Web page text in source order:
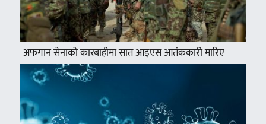
अफगान सेनाको कारबाहीमा सात आइएस आतंककारी मारिए